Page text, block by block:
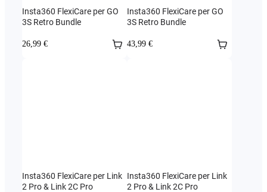
Insta360 FlexiCare per GO
3S Retro Bundle
26,99 €
Insta360 FlexiCare per GO
3S Retro Bundle
43,99 €
Insta360 FlexiCare per Link
2 Pro & Link 2C Pro
Insta360 FlexiCare per Link
2 Pro & Link 2C Pro